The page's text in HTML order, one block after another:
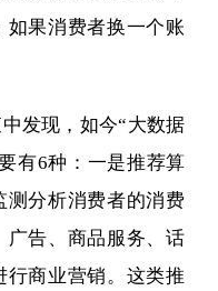
果消费者换一个账
发现，如今“大数据
有6种：一是推荐算
测分析消费者的消费
广告、商品服务、话
行商业营销。这类推